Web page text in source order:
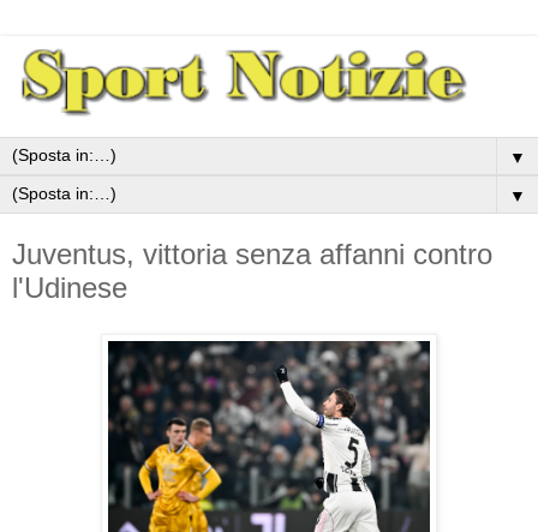
▼
▼
Juventus, vittoria senza affanni contro
l'Udinese